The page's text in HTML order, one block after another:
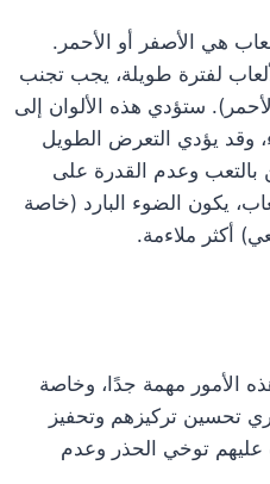
هي الأصفر أو الأحمر.
لفترة طويلة، يجب تجنب
ستؤدي هذه الألوان إلى
وقد يؤدي التعرض الطويل
بالتعب وعدم القدرة على
يكون الضوء البارد (خاصة
أكثر ملاءمة.
الأمور مهمة جدًا، وخاصة
تحسين تركيزهم وتحفيز
توخي الحذر وعدم